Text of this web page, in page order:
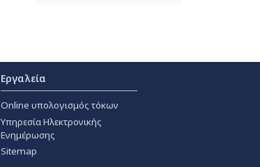
Εργαλεία
Online υπολογισμός τόκων
Υπηρεσία Ηλεκτρονικής
Ενημέρωσης
Sitemap